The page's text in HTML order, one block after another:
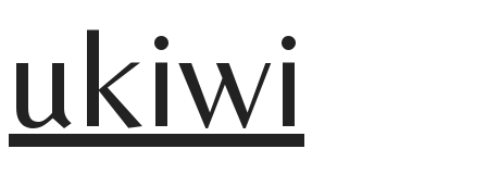
ukiwi